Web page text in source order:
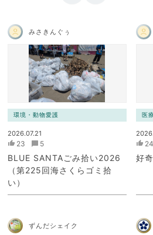
みさきんぐぅ
環境・動物愛護
2026.07.21
23 5
BLUE SANTAごみ拾い2026
（第225回海さくらゴミ拾
い）
医
24
好
ずんだシェイク